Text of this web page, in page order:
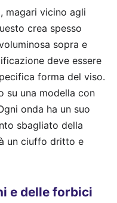
magari vicino agli
crea spesso
sopra e
deve essere
forma del viso.
su una modella con
onda ha un suo
sbagliato della
un ciuffo dritto e
e delle forbici